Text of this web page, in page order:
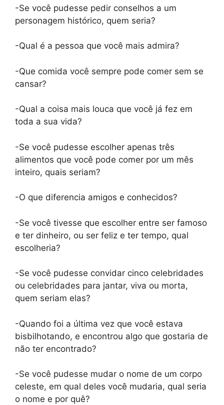
-Se você pudesse pedir conselhos a um
personagem histórico, quem seria?
-Qual é a pessoa que você mais admira?
-Que comida você sempre pode comer sem se
cansar?
-Qual a coisa mais louca que você já fez em
toda a sua vida?
-Se você pudesse escolher apenas três
alimentos que você pode comer por um mês
inteiro, quais seriam?
-O que diferencia amigos e conhecidos?
-Se você tivesse que escolher entre ser famoso
e ter dinheiro, ou ser feliz e ter tempo, qual
escolheria?
-Se você pudesse convidar cinco celebridades
ou celebridades para jantar, viva ou morta,
quem seriam elas?
-Quando foi a última vez que você estava
bisbilhotando, e encontrou algo que gostaria de
não ter encontrado?
-Se você pudesse mudar o nome de um corpo
celeste, em qual deles você mudaria, qual seria
o nome e por quê?